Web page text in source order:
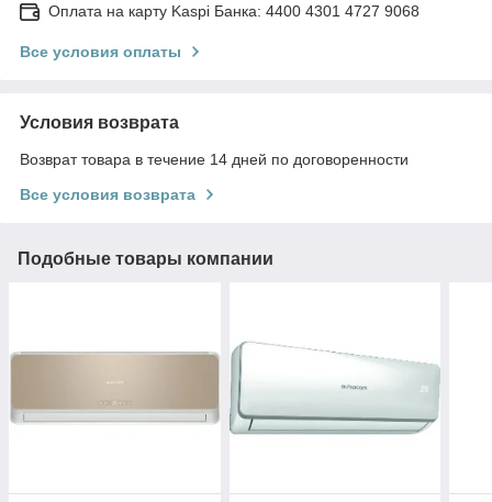
Оплата на карту Kaspi Банка: 4400 4301 4727 9068
Все условия оплаты
Условия возврата
Возврат товара в течение 14 дней по договоренности
Все условия возврата
Подобные товары компании